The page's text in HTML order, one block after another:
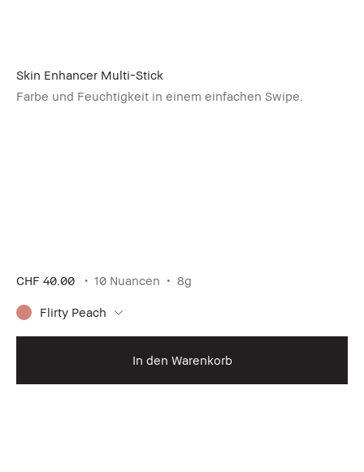
Skin Enhancer Multi-Stick
Farbe und Feuchtigkeit in einem einfachen Swipe.
CHF 40.00 10 Nuancen 8g
Flirty Peach
In den Warenkorb